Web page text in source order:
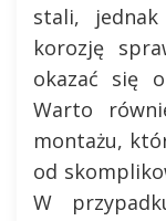
stali,
korozję
okazać się
Warto
montażu,
od
W